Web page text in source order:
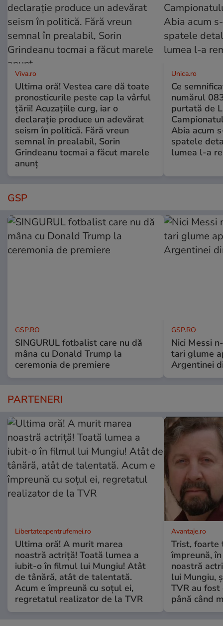
Viva.ro
Ultima oră! Vestea care dă toate
pronosticurile peste cap la vârful
țării! Acuzațiile curg, iar o
declarație produce un adevărat
seism în politică. Fără vreun
semnal în prealabil, Sorin
Grindeanu tocmai a făcut marele
anunț
Unica.ro
Ce
numărul
purtată de
Abia acum
spatele
lumea l-a
GSP
GSP.RO
SINGURUL fotbalist care nu dă
mâna cu Donald Trump la
ceremonia de premiere
GSP.RO
Nici Messi
tari glume
Argentinei
PARTENERI
Libertateapentrufemei.ro
Ultima oră! A murit marea
noastră actriță! Toată lumea a
iubit-o în filmul lui Mungiu! Atât
de tânără, atât de talentată.
Acum e împreună cu soțul ei,
regretatul realizator de la TVR
Avantaje.ro
Trist, foarte
împreună,
noastră
lui Mungiu,
TVR au
până când